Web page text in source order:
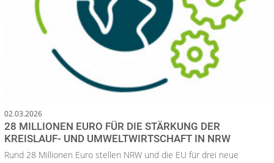
02.03.2026
28 MILLIONEN EURO FÜR DIE STÄRKUNG DER
KREISLAUF- UND UMWELTWIRTSCHAFT IN NRW
Rund 28 Millionen Euro stellen NRW und die EU für drei neue